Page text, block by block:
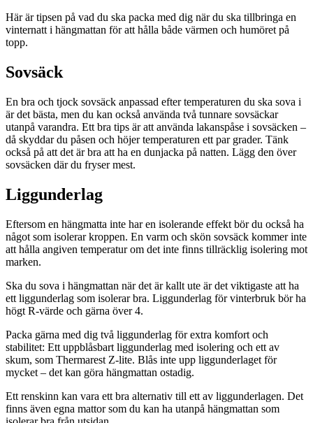
Här är tipsen på vad du ska packa med dig när du ska tillbringa en
vinternatt i hängmattan för att hålla både värmen och humöret på
topp.
Sovsäck
En bra och tjock sovsäck anpassad efter temperaturen du ska sova i
är det bästa, men du kan också använda två tunnare sovsäckar
utanpå varandra. Ett bra tips är att använda lakanspåse i sovsäcken –
då skyddar du påsen och höjer temperaturen ett par grader. Tänk
också på att det är bra att ha en dunjacka på natten. Lägg den över
sovsäcken där du fryser mest.
Liggunderlag
Eftersom en hängmatta inte har en isolerande effekt bör du också ha
något som isolerar kroppen. En varm och skön sovsäck kommer inte
att hålla angiven temperatur om det inte finns tillräcklig isolering mot
marken.
Ska du sova i hängmattan när det är kallt ute är det viktigaste att ha
ett liggunderlag som isolerar bra. Liggunderlag för vinterbruk bör ha
högt R-värde och gärna över 4.
Packa gärna med dig två liggunderlag för extra komfort och
stabilitet: Ett uppblåsbart liggunderlag med isolering och ett av
skum, som Thermarest Z-lite. Blås inte upp liggunderlaget för
mycket – det kan göra hängmattan ostadig.
Ett renskinn kan vara ett bra alternativ till ett av liggunderlagen. Det
finns även egna mattor som du kan ha utanpå hängmattan som